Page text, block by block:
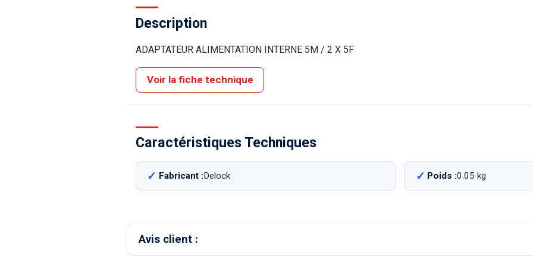
Description
ADAPTATEUR ALIMENTATION INTERNE 5M / 2 X 5F
Voir la fiche technique
Caractéristiques Techniques
Fabricant :Delock Poids :0.05 kg
Avis client :